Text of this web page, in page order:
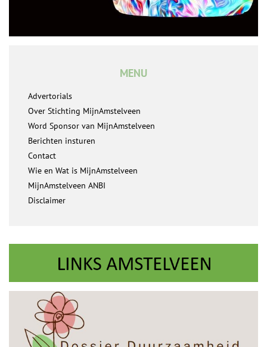
MENU
Advertorials
Over Stichting MijnAmstelveen
Word Sponsor van MijnAmstelveen
Berichten insturen
Contact
Wie en Wat is MijnAmstelveen
MijnAmstelveen ANBI
Disclaimer